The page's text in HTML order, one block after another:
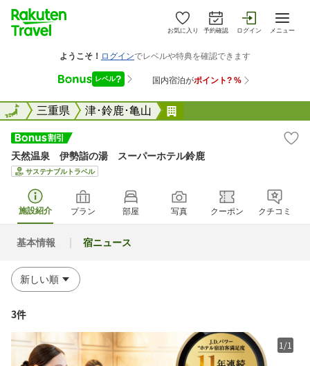
お気に入り 予約確認 ログイン メニュー
全国三重県 津･鈴鹿･亀山
全国
天然温泉 伊勢詣の湯 スーパーホテル鈴鹿
サステナブルトラベル
施設紹介 プラン 部屋 写真 クーポン クチコミ
基本情報 宿ニュース
3件
1 /1